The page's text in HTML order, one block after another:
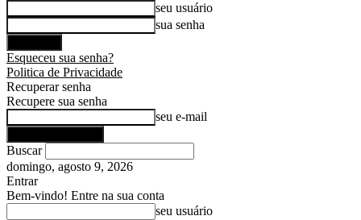
seu usuário
sua senha
Esqueceu sua senha?
Politica de Privacidade
Recuperar senha
Recupere sua senha
seu e-mail
Buscar
domingo, agosto 9, 2026
Entrar
Bem-vindo! Entre na sua conta
seu usuário